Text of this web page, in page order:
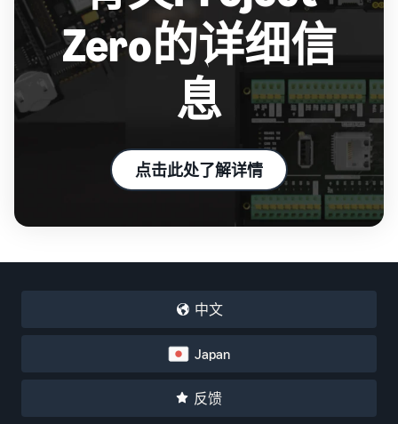
Zero的详细信
息
点击此处了解详情
中文
Japan
反馈